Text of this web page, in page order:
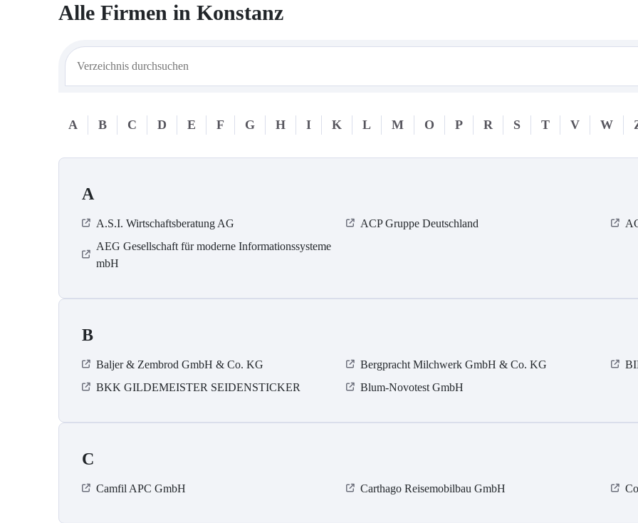
Alle Firmen in Konstanz
A B C D E F G H I K L M O P R S T V W
A
A.S.I. Wirtschaftsberatung AG ACP Gruppe Deutschland
AEG Gesellschaft für moderne Informationssysteme
mbH
B
Baljer & Zembrod GmbH & Co. KG Bergpracht Milchwerk GmbH & Co. KG
BKK GILDEMEISTER SEIDENSTICKER
Blum-Novotest GmbH
C
Camfil APC GmbH Carthago Reisemobilbau GmbH